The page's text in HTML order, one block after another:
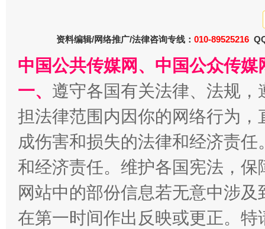
千年窑火 生生不息 一
揭开“小金库”的免责幌子
资料编辑/网络推广/法律咨询专线： 010-89525216
中国公共传媒网、中国公众传
一、 遵守各国有关法律、法规
担法律范围内因你的网络行为
成伤害和损失的法律和经济责
和经济责任。维护各国宪法，
网站中的部份信息若无意中涉
在第一时间作出反映或更正。